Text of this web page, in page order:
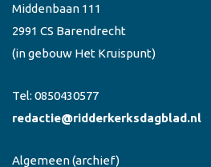
Middenbaan 111
2991 CS Barendrecht
(in gebouw Het Kruispunt)
Tel: 0850430577
redactie@ridderkerksdagblad.nl
Algemeen(archief)